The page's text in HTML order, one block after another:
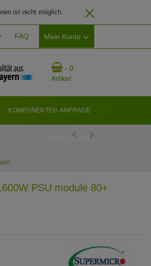
ist nicht möglich.
Mein Konto
FAQ
- 0
Artikel
KOMPONENTEN-ANFRAGE
DATACENTER
PSU module 80+